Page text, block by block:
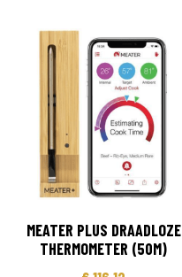
MEATER PLUS DRAADLOZE
THERMOMETER (50M)